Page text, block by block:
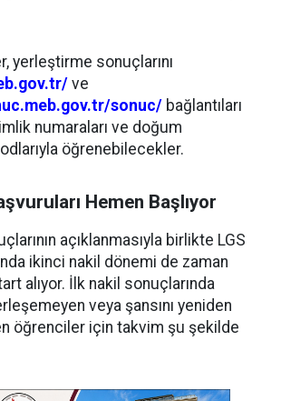
yerleştirme sonuçlarını
ve
sonuc/ bağlantıları
numaraları ve doğum
öğrenebilecekler.
Hemen Başlıyor
açıklanmasıyla birlikte LGS
ikinci nakil dönemi de zaman
alıyor. İlk nakil sonuçlarında
veya şansını yeniden
öğrenciler için takvim şu şekilde